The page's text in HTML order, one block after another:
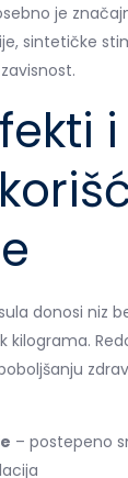
je
sintetičke
i
donosi niz
kilograma.
– postepeno